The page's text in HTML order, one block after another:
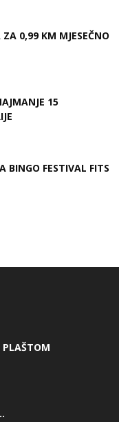
0,99 KM MJESEČNO
15
BINGO FESTIVAL FITS
PLAŠTOM